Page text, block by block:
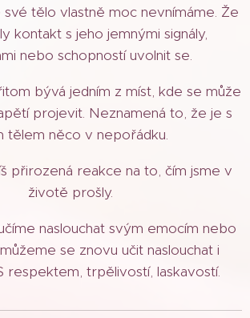
tělo vlastně moc nevnímáme. Že
kontakt s jeho jemnými signály,
nebo schopností uvolnit se.
bývá jedním z míst, kde se může
projevit. Neznamená to, že je s
tělem něco v nepořádku.
přirozená reakce na to, čím jsme v
životě prošly.
naslouchat svým emocím nebo
se znovu učit naslouchat i
respektem, trpělivostí, laskavostí.